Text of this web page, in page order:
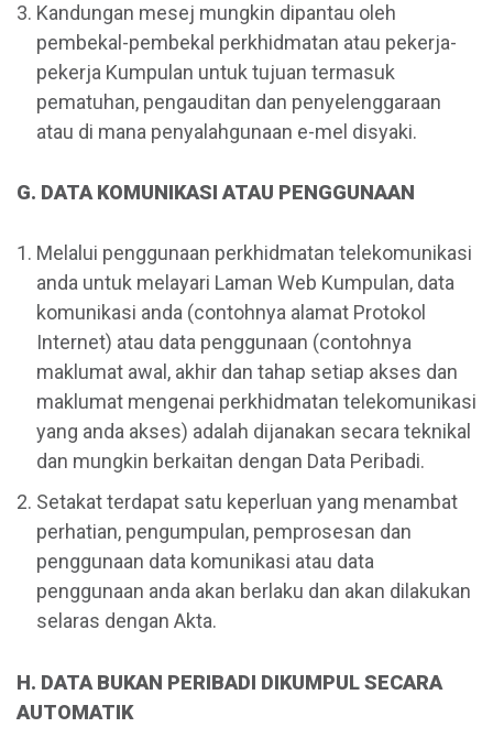
Kandungan mesej mungkin dipantau oleh
pembekal-pembekal perkhidmatan atau pekerja-
pekerja Kumpulan untuk tujuan termasuk
pematuhan, pengauditan dan penyelenggaraan
atau di mana penyalahgunaan e-mel disyaki.
G. DATA KOMUNIKASI ATAU PENGGUNAAN
Melalui penggunaan perkhidmatan telekomunikasi
anda untuk melayari Laman Web Kumpulan, data
komunikasi anda (contohnya alamat Protokol
Internet) atau data penggunaan (contohnya
maklumat awal, akhir dan tahap setiap akses dan
maklumat mengenai perkhidmatan telekomunikasi
yang anda akses) adalah dijanakan secara teknikal
dan mungkin berkaitan dengan Data Peribadi.
Setakat terdapat satu keperluan yang menambat
perhatian, pengumpulan, pemprosesan dan
penggunaan data komunikasi atau data
penggunaan anda akan berlaku dan akan dilakukan
selaras dengan Akta.
H. DATA BUKAN PERIBADI DIKUMPUL SECARA
AUTOMATIK